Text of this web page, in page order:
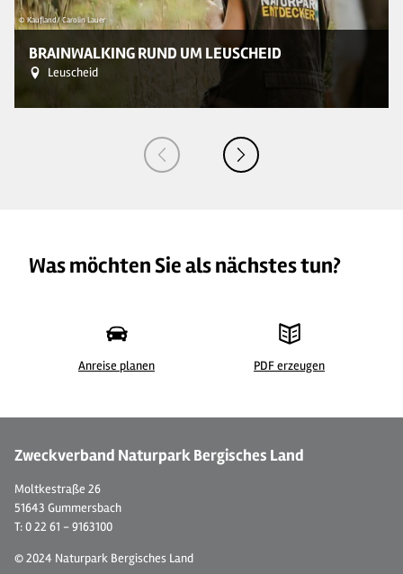
© Kaufland/ Carolin Lauer
BRAINWALKING RUND UM LEUSCHEID
Leuscheid
Was möchten Sie als nächstes tun?
Anreise planen PDF erzeugen
Zweckverband Naturpark Bergisches Land
Moltkestraße 26
51643 Gummersbach
T: 0 22 61 - 9163100
© 2024 Naturpark Bergisches Land